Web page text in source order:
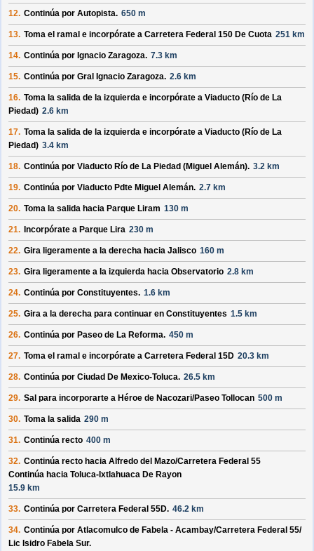
12. Continúa por Autopista. 650 m
13. Toma el ramal e incorpórate a Carretera Federal 150 De Cuota 251 km
14. Continúa por Ignacio Zaragoza. 7.3 km
15. Continúa por Gral Ignacio Zaragoza. 2.6 km
16. Toma la salida de la izquierda e incorpórate a Viaducto (Río de La
Piedad) 2.6 km
17. Toma la salida de la izquierda e incorpórate a Viaducto (Río de La
Piedad) 3.4 km
18. Continúa por Viaducto Río de La Piedad (Miguel Alemán). 3.2 km
19. Continúa por Viaducto Pdte Miguel Alemán. 2.7 km
20. Toma la salida hacia Parque Liram 130 m
21. Incorpórate a Parque Lira 230 m
22. Gira ligeramente a la derecha hacia Jalisco 160 m
23. Gira ligeramente a la izquierda hacia Observatorio 2.8 km
24. Continúa por Constituyentes. 1.6 km
25. Gira a la derecha para continuar en Constituyentes 1.5 km
26. Continúa por Paseo de La Reforma. 450 m
27. Toma el ramal e incorpórate a Carretera Federal 15D 20.3 km
28. Continúa por Ciudad De Mexico-Toluca. 26.5 km
29. Sal para incorporarte a Héroe de Nacozari/Paseo Tollocan 500 m
30. Toma la salida 290 m
31. Continúa recto 400 m
32. Continúa recto hacia Alfredo del Mazo/Carretera Federal 55
Continúa hacia Toluca-Ixtlahuaca De Rayon
15.9 km
33. Continúa por Carretera Federal 55D. 46.2 km
34. Continúa por Atlacomulco de Fabela - Acambay/Carretera Federal 55/
Lic Isidro Fabela Sur.